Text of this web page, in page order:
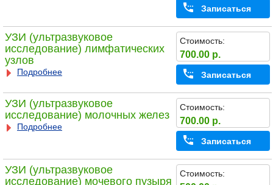
Записаться
УЗИ (ультразвуковое
исследование) лимфатических
узлов
Подробнее
Стоимость:
700.00 р.
Записаться
УЗИ (ультразвуковое
исследование) молочных желез
Подробнее
Стоимость:
700.00 р.
Записаться
УЗИ (ультразвуковое
исследование) мочевого пузыря
Стоимость: